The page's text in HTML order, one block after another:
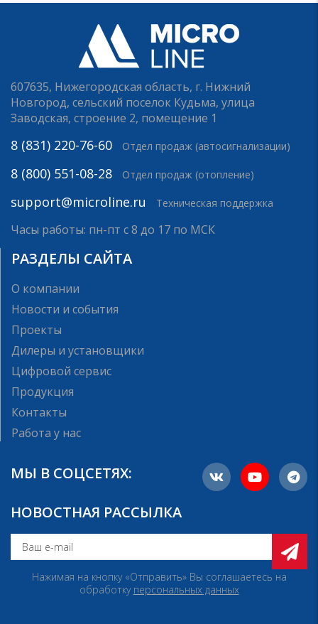
607635, Нижегородская область, г. Нижний
Новгород, сельский поселок Кудьма, улица
Заводская, строение 2, помещение 1
8 (831) 220-76-60 Отдел продаж (автосигнализации)
8 (800) 551-08-28 Отдел продаж (отопление)
support@microline.ru Техническая поддержка
Часы работы: пн-пт с 8 до 17 по МСК
РАЗДЕЛЫ САЙТА
О компании
Новости и события
Проекты
Дилеры и установщики
Цифровой сервис
Продукция
Контакты
Работа у нас
МЫ В СОЦСЕТЯХ:
НОВОСТНАЯ РАССЫЛКА
Нажимая на кнопку «Отправить» Вы соглашаетесь на
обработку персональных данных